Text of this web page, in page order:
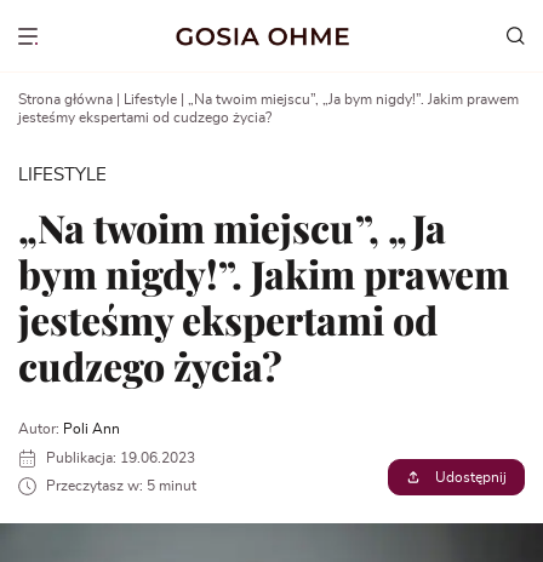
Show menu
Strona główna Lifestyle
„Na twoim miejscu”, „Ja bym nigdy!”. Jakim prawem
jesteśmy ekspertami od cudzego życia?
LIFESTYLE
„Na twoim miejscu”, „Ja
bym nigdy!”. Jakim prawem
jesteśmy ekspertami od
cudzego życia?
Autor: Poli Ann
Publikacja: 19.06.2023
Przeczytasz w: 5 minut
Udostępnij